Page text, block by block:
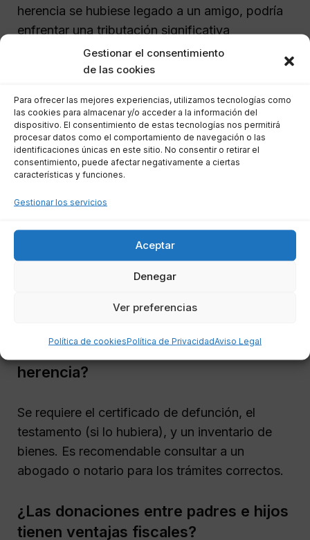
Gestionar el consentimiento
de las cookies
Para ofrecer las mejores experiencias, utilizamos tecnologías como
las cookies para almacenar y/o acceder a la información del
dispositivo. El consentimiento de estas tecnologías nos permitirá
procesar datos como el comportamiento de navegación o las
identificaciones únicas en este sitio. No consentir o retirar el
consentimiento, puede afectar negativamente a ciertas
características y funciones.
Gestionar los servicios
Aceptar
Denegar
Ver preferencias
Política de cookiesPolítica de PrivacidadAviso Legal
herencia se hubiese legado a un amigo, podría
enfrentar una tributación significativa
dependiendo de las leyes locales.
Si Marta decide donar un inmueble valorado en
150,000 euros a su hermana, el impuesto sobre
donaciones variará. Si la comunidad le aplica
hermanos, su hermana solo tributará por 75,000
euros. Sin embargo, debe presentar el Impuesto
de Donaciones en el plazo estipulado por la ley.
Preguntas Frecuentes
para realizar una declaración de
herencia?
Se requiere el certificado de defunción, el
testamento (si lo hubiera), y un inventario de
bienes. Es recomendable consultar a un
abogado o notario para los trámites correctos.
¿Las donaciones entre padres e hijos
tienen ventajas fiscales?